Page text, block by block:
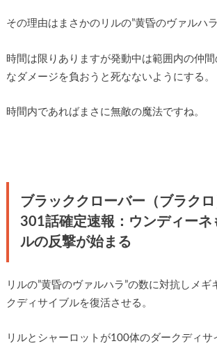
その理由はまさかのリルの”黄昏のヴァルハラ
時間は限りありますが発動中は範囲内の仲
なダメージを負おうと死なないようにする。
時間内であればまさに無敵の魔法ですね。
ブラッククローバー（ブラク
301話確定速報：ウンディーネ
ルの反撃が始まる
リルの”黄昏のヴァルハラ”の数に対抗しメギ
クディサイブルを復活させる。
リルとシャーロットが100体のダークディサ